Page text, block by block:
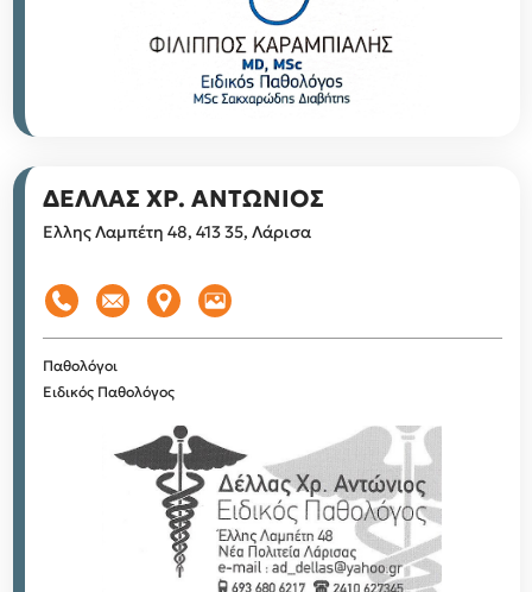
ΔΕΛΛΑΣ ΧΡ. ΑΝΤΩΝΙΟΣ
Ελλης Λαμπέτη 48, 413 35, Λάρισα
Παθολόγοι
Ειδικός Παθολόγος